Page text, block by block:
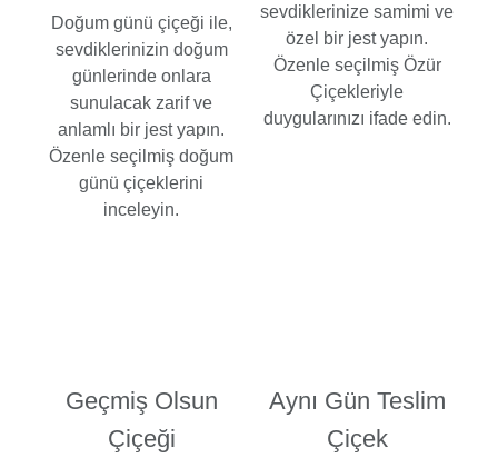
Doğum günü çiçeği ile,
sevdiklerinizin doğum
günlerinde onlara
sunulacak zarif ve
anlamlı bir jest yapın.
Özenle seçilmiş doğum
günü çiçeklerini
inceleyin.
sevdiklerinize samimi ve
özel bir jest yapın.
Özenle seçilmiş Özür
Çiçekleriyle
duygularınızı ifade edin.
Geçmiş Olsun
Çiçeği
Aynı Gün Teslim
Çiçek